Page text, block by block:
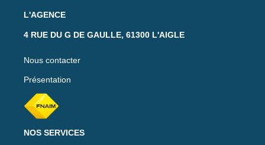
L'AGENCE
4 RUE DU G DE GAULLE, 61300 L'AIGLE
Nous contacter
Présentation
NOS SERVICES